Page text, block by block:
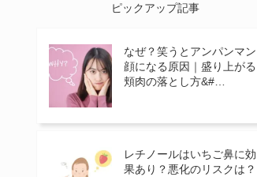
ピックアップ記事
なぜ？笑うとアンパンマン
顔になる原因｜盛り上がる
頬肉の落とし方&#…
レチノールはいちご鼻に効
果あり？悪化のリスクは？